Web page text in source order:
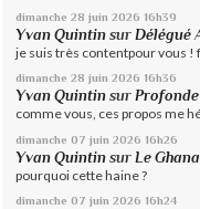
dimanche 28 juin 2026 16h39
Yvan Quintin surDélégué
je suis très contentpour vous
dimanche 28 juin 2026 16h36
Yvan Quintin sur
comme vous, ces propos me
dimanche 07 juin 2026 16h26
Yvan Quintin sur Le
pourquoi cette haine ?
dimanche 07 juin 2026 16h24